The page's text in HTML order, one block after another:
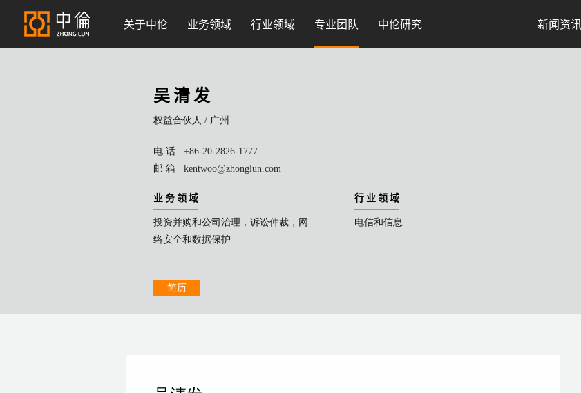
关于中伦 业务领域 行业领域 专业团队 中伦研究 新闻资讯
吴 清 发
权益合伙人 / 广州
电 话
+86-20-2826-1777
邮 箱
kentwoo@zhonglun.com
业 务 领 域
投资并购和公司治理，诉讼仲裁，网
络安全和数据保护
行 业 领 域
电信和信息
简历